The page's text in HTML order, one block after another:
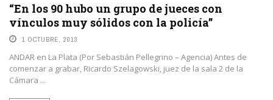
“En los 90 hubo un grupo de jueces con
vínculos muy sólidos con la policía”
1 OCTUBRE, 2013
ANDAR en La Plata (Por Sebastián Pellegrino – Agencia) Antes de
comenzar a grabar, Ricardo Szelagowski, juez de la sala 2 de la
Cámara ...